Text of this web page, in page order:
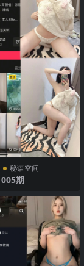
秘语空间
喜欢吃香菜 005期